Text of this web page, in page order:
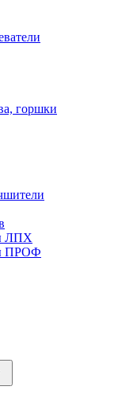
горшки
ЛПХ
ПРОФ